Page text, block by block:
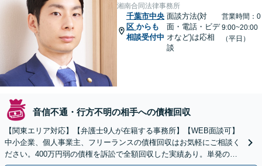
湘南合同法律事務所
千葉市中央
区 からも
相談受付中
面談方法(対
面・電話・ビデ
オなど)は応相
談
営業時間：0
9:00~20:00
（平日）
音信不通・行方不明の相手への債権回収
【関東エリア対応】【弁護士9人が在籍する事務所】【WEB面談可】
中小企業、個人事業主、フリーランスの債権回収はお気軽にご相談く
ださい。400万円弱の債権を訴訟で全額回収した実績あり。単発のご